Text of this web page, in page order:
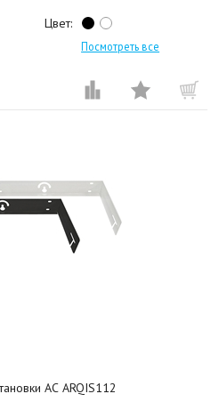
Цвет:
Посмотреть все
АС ARQIS112